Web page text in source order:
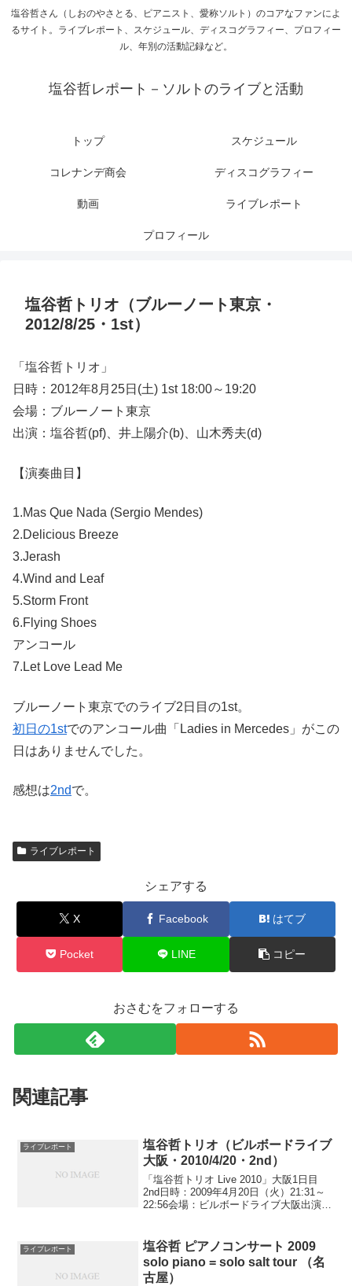
塩谷哲さん（しおのやさとる、ピアニスト、愛称ソルト）のコアなファンによ
るサイト。ライブレポート、スケジュール、ディスコグラフィー、プロフィー
ル、年別の活動記録など。
塩谷哲レポート－ソルトのライブと活動
トップ スケジュール
コレナンデ商会 ディスコグラフィー
動画 ライブレポート
プロフィール
塩谷哲トリオ（ブルーノート東京・
2012/8/25・1st）
「塩谷哲トリオ」
日時：2012年8月25日(土) 1st 18:00～19:20
会場：ブルーノート東京
出演：塩谷哲(pf)、井上陽介(b)、山木秀夫(d)
【演奏曲目】
1.Mas Que Nada (Sergio Mendes)
2.Delicious Breeze
3.Jerash
4.Wind and Leaf
5.Storm Front
6.Flying Shoes
アンコール
7.Let Love Lead Me
ブルーノート東京でのライブ2日目の1st。
初日の1stでのアンコール曲「Ladies in Mercedes」がこの
日はありませんでした。
感想は2ndで。
ライブレポート
シェアする
X Facebook はてブ
Pocket LINE コピー
おさむをフォローする
関連記事
ライブレポート
塩谷哲トリオ（ビルボードライブ
大阪・2010/4/20・2nd）
「塩谷哲トリオ Live 2010」大阪1日目
2nd日時：2009年4月20日（火）21:31～
22:56会場：ビルボードライブ大阪出演：
Br...
ライブレポート
塩谷哲 ピアノコンサート 2009
solo piano = solo salt tour （名
古屋）